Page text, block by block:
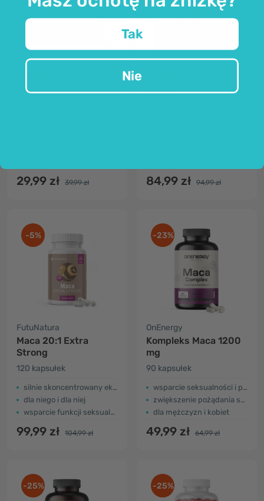
Testosterole Extreme
29,99 zł 39,99 zł
Erefit
84,99 zł 94,99 zł
-5%
FutuNatura
Maca 20:1 Extra
Strong
120 kapsułek
silnie skoncentrowany ekstrakt
dla niego i dla niej
wsparcie funkcji seksualnych
99,99 zł 104,99 zł
-23%
OnEnergy
Kompleks Maca 1200
mg
90 kapsułek
wsparcie seksualności i płodności
zwiększenie pożądania seksualnego
dla mężczyzn i kobiet
49,99 zł 64,99 zł
-25% -25%
Tak
Nie